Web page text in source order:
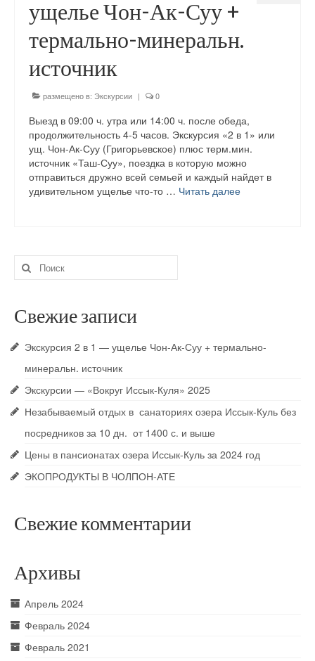
Экскурсии по Чолпон-Ате на Иссык-Куле
Экскурсия ущелье Джеты-Огуз (Семь
быков)
Экскурсия 2 в 1 — ущелье Чон-Ак-Суу +
Запись на туры по Иссык-Кулю на июнь
2024 год. Сегодня…
Услуги
«Недвижимости на Иссык-Куле»
Курьерская служба и Кейтеринг на
Охота и рыбалка на Иссык-Куле
Служба такси ТAXI «КӨЛ» 177 — вызов
такси и трансфер по Чолпон-Ате и Иссык-
Шопинг
Контакты
ущелье Чон-Ак-Суу +
термально-минеральн.
источник
размещено в: Экскурсии | 0
Выезд в 09:00 ч. утра или 14:00 ч. после обеда,
продолжительность 4-5 часов. Экскурсия «2 в 1» или
ущ. Чон-Ак-Суу (Григорьевское) плюс терм.мин.
источник «Таш-Суу», поездка в которую можно
отправиться дружно всей семьей и каждый найдет в
удивительном ущелье что-то … Читать далее
Искать:
Свежие записи
Экскурсия 2 в 1 — ущелье Чон-Ак-Суу + термально-
минеральн. источник
Экскурсии — «Вокруг Иссык-Куля» 2025
Незабываемый отдых в санаториях озера Иссык-Куль без
посредников за 10 дн. от 1400 с. и выше
Цены в пансионатах озера Иссык-Куль за 2024 год
ЭКОПРОДУКТЫ В ЧОЛПОН-АТЕ
Свежие комментарии
Архивы
Апрель 2024
Февраль 2024
Февраль 2021